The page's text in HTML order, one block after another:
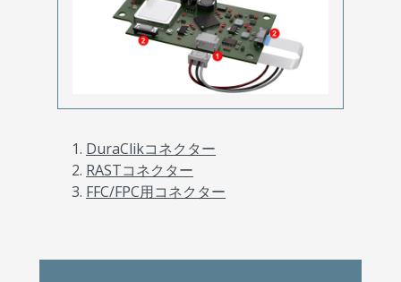
DuraClikコネクター
RASTコネクター
FFC/FPC用コネクター